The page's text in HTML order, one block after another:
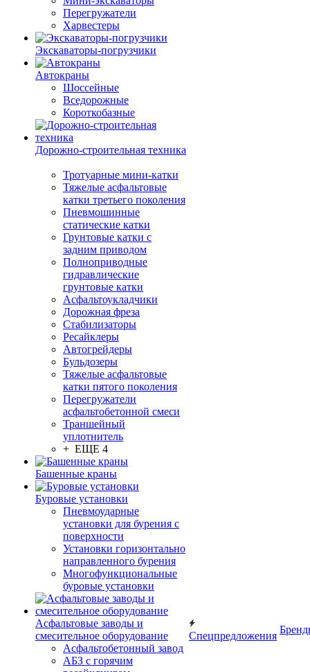
Перегружатели
Харвестеры
Экскаваторы-погрузчики
Автокраны
Шоссейные
Вседорожные
Короткобазные
Дорожно-строительная техника
Тротуарные мини-катки
Тяжелые асфальтовые
катки третьего поколения
Пневмошинные
статические катки
Грунтовые катки с
задним приводом
Полноприводные
гидравлические
грунтовые катки
Асфальтоукладчики
Дорожная фреза
Стабилизаторы
Ресайклеры
Автогрейдеры
Бульдозеры
Тяжелые асфальтовые
катки пятого поколения
Перегружатели
асфальтобетонной смеси
Траншейный
уплотнитель
+ ЕЩЕ 4
Башенные краны
Буровые установки
Пневмоударные
установки для бурения с
поверхности
Установки горизонтально
направленного бурения
Многофункциональные
буровые установки
Асфальтовые заводы и
смесительное оборудование
Асфальтобетонный завод
АБЗ с горячим
Спецпредложения